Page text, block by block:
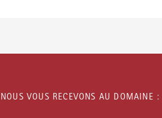
NOUS VOUS RECEVONS AU DOMAINE :